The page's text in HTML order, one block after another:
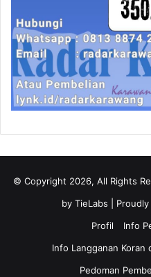
© Copyright 2026, All Rights
by TieLabs |
Profil
Info
Info Langganan Koran
Pedoman